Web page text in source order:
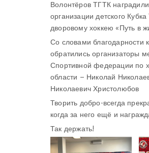
Волонтёров ТГТК
организации детского
дворовому хоккею «Путь в
Со словами благодарности
обратились организаторы
Спортивной федерации по
области – Николай
Николаевич Христолюбов
Творить добро-всегда
когда за него ещё и
Так держать!